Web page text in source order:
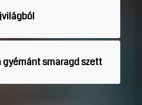
gyémánt smaragd szett